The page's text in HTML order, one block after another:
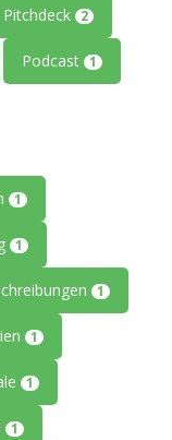
Pitchdeck 2
Podcast 1
1
1
1
1
1
1